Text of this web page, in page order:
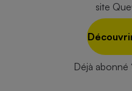
site
Déjà abonné